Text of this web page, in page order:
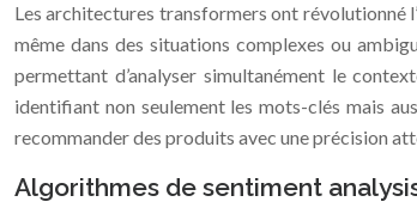
Les architectures transformers ont révolutionné
même dans des situations complexes ou
permettant d’analyser simultanément le
identifiant non seulement les mots-clés mais
recommander des produits avec une précision
Algorithmes de sentiment